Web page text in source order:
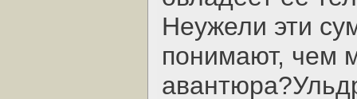
Неужели эти
понимают, чем